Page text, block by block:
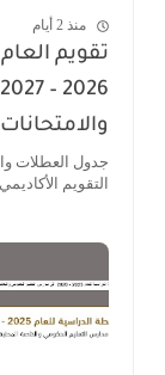
منذ 2 أيام
تقويم
التقويم